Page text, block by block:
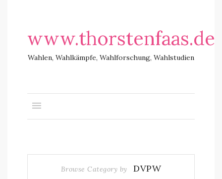
www.thorstenfaas.de
Wahlen, Wahlkämpfe, Wahlforschung, Wahlstudien
Browse Category by DVPW